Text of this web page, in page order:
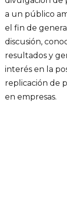
a un público
el fin de
discusión,
resultados y
interés en la
replicación de
en empresas.